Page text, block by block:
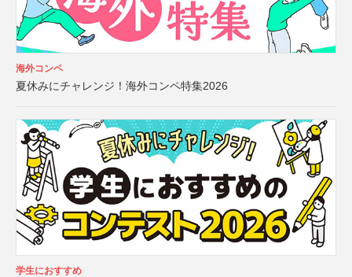
海外コンペ
夏休みにチャレンジ！海外コンペ特集2026
学生におすすめ